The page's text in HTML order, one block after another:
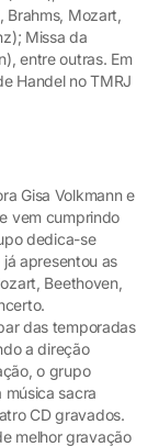
Brahms, Mozart,
Missa da
entre outras. Em
Handel no TMRJ
Gisa Volkmann e
vem cumprindo
dedica-se
apresentou as
Beethoven,
das temporadas
a direção
o grupo
sacra
CD gravados.
melhor gravação